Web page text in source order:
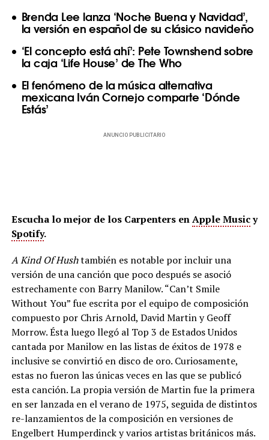
Brenda Lee lanza ‘Noche Buena y Navidad’,
la versión en español de su clásico navideño
‘El concepto está ahí’: Pete Townshend sobre
la caja ‘Life House’ de The Who
El fenómeno de la música alternativa
mexicana Iván Cornejo comparte ‘Dónde
Estás’
ANUNCIO PUBLICITARIO
Escucha lo mejor de los Carpenters enApple Musicy
Spotify.
A Kind Of Hushtambién es notable por incluir una
versión de una canción que poco después se asoció
estrechamente con Barry Manilow. “Can’t Smile
Without You” fue escrita por el equipo de composición
compuesto por Chris Arnold, David Martin y Geoff
Morrow. Ésta luego llegó al Top 3 de Estados Unidos
cantada por Manilow en las listas de éxitos de 1978 e
inclusive se convirtió en disco de oro. Curiosamente,
estas no fueron las únicas veces en las que se publicó
esta canción. La propia versión de Martin fue la primera
en ser lanzada en el verano de 1975, seguida de distintos
re-lanzamientos de la composición en versiones de
Engelbert Humperdinck y varios artistas británicos más.